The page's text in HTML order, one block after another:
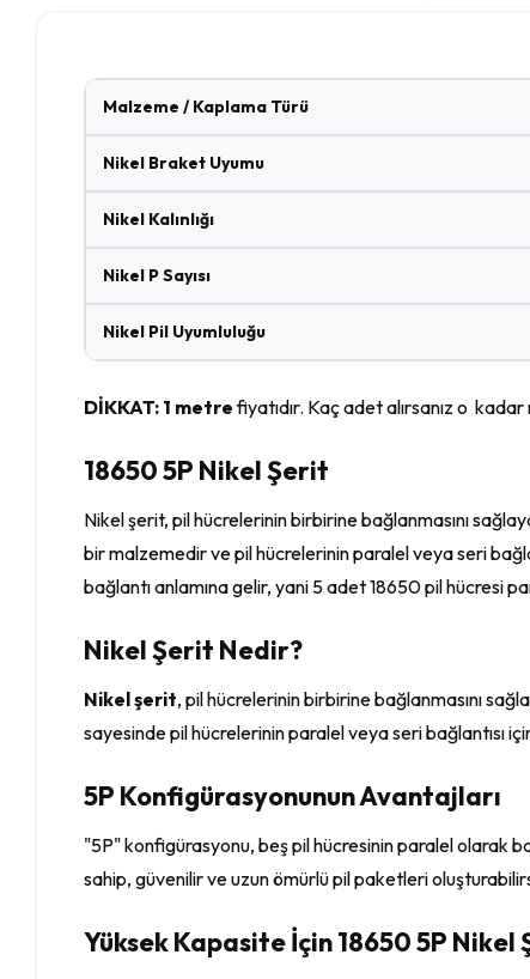
Malzeme / Kaplama Türü
Nikel Braket Uyumu
Nikel Kalınlığı
Nikel P Sayısı
Nikel Pil Uyumluluğu
DİKKAT: 1 metrefiyatıdır. Kaç adet alırsanız o
18650 5P Nikel Şerit
Nikel şerit, pil hücrelerinin birbirine bağlanmasını
bir malzemedir ve pil hücrelerinin paralel veya seri
bağlantı anlamına gelir, yani 5 adet 18650 pil hücresi
Nikel Şerit Nedir?
Nikel şerit, pil hücrelerinin birbirine bağlanmasını
sayesinde pil hücrelerinin paralel veya seri bağlantısı
5P Konfigürasyonunun Avantajları
"5P" konfigürasyonu, beş pil hücresinin paralel olarak
sahip, güvenilir ve uzun ömürlü pil paketleri
Yüksek Kapasite İçin 18650 5P Nikel